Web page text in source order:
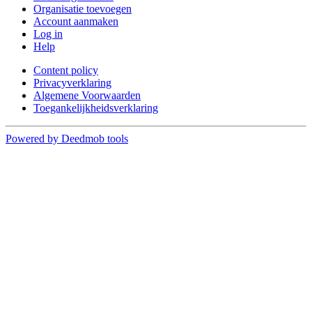
Organisatie toevoegen
Account aanmaken
Log in
Help
Content policy
Privacyverklaring
Algemene Voorwaarden
Toegankelijkheidsverklaring
Powered by Deedmob tools